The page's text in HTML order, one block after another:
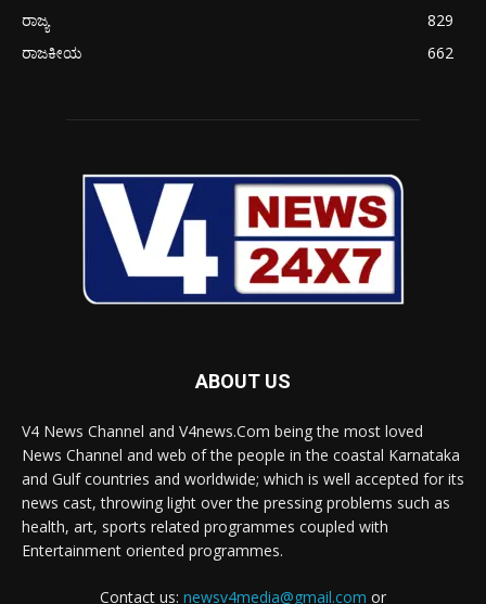
ರಾಜ್ಯ
829
ರಾಜಕೀಯ
662
ABOUT US
V4 News Channel and V4news.Com being the most loved
News Channel and web of the people in the coastal Karnataka
and Gulf countries and worldwide; which is well accepted for its
news cast, throwing light over the pressing problems such as
health, art, sports related programmes coupled with
Entertainment oriented programmes.
Contact us: newsv4media@gmail.com or